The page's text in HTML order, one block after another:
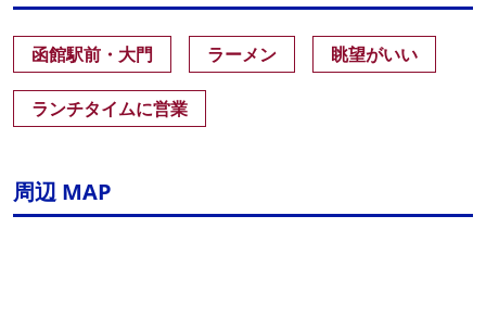
函館駅前・大門 ラーメン 眺望がいい
ランチタイムに営業
周辺 MAP